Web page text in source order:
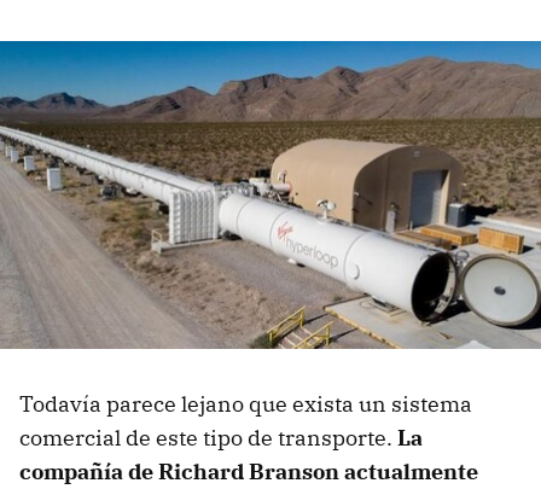
Todavía parece lejano que exista un sistema
comercial de este tipo de transporte. La
compañía de Richard Branson actualmente